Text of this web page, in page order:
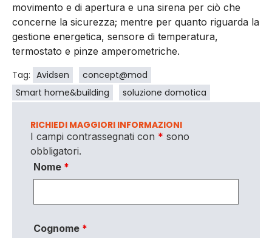
movimento e di apertura e una sirena per ciò che
concerne la sicurezza; mentre per quanto riguarda la
gestione energetica, sensore di temperatura,
termostato e pinze amperometriche.
Tag: Avidsen
concept@mod
Smart home&building
soluzione domotica
RICHIEDI MAGGIORI INFORMAZIONI
I campi contrassegnati con * sono
obbligatori.
Nome *
Cognome *